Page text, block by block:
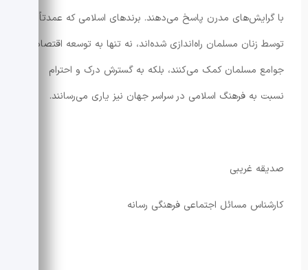
با گرایش‌های مدرن پاسخ می‌دهند. برندهای اسلامی که عمدتاً
توسط زنان مسلمان راه‌اندازی شده‌اند، نه تنها به توسعه اقتصادی
جوامع مسلمان کمک می‌کنند، بلکه به گسترش درک و احترام
نسبت به فرهنگ اسلامی در سراسر جهان نیز یاری می‌رسانند.
صدیقه غریبی
کارشناس مسائل اجتماعی فرهنگی رسانه